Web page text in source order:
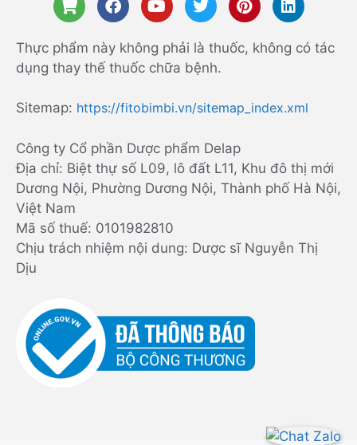
Thực phẩm này không phải là thuốc, không có tác
dụng thay thế thuốc chữa bệnh.
Sitemap: https://fitobimbi.vn/sitemap_index.xml
Công ty Cổ phần Dược phẩm Delap
Địa chỉ: Biệt thự số L09, lô đất L11, Khu đô thị mới
Dương Nội, Phường Dương Nội, Thành phố Hà Nội,
Việt Nam
Mã số thuế: 0101982810
Chịu trách nhiệm nội dung: Dược sĩ Nguyễn Thị
Dịu